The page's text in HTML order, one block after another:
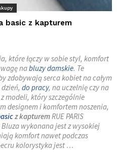
basic z kapturem
które łączy w sobie styl, komfort
nabluzy damskie. Te
zdobywają serca kobiet na całym
do pracy, na uczelnię czy na
modeli, który szczególnie
designem i komfortem noszenia,
z kapturemRUE PARIS
wykonana jest z wysokiej
komfort nawet podczas
ecru kolorystyka jest …